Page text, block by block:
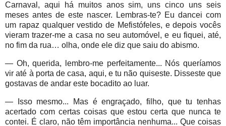
Carnaval, aqui há muitos anos sim, uns cinco uns seis
meses antes de este nascer. Lembras-te? Eu dancei com
um rapaz qualquer vestido de Mefistófeles, e depois vocês
vieram trazer-me a casa no seu automóvel, e eu fiquei, até,
no fim da rua… olha, onde ele diz que saiu do abismo.
— Oh, querida, lembro-me perfeitamente... Nós queríamos
vir até à porta de casa, aqui, e tu não quiseste. Disseste que
gostavas de andar este bocadito ao luar.
— Isso mesmo... Mas é engraçado, filho, que tu tenhas
acertado com certas coisas que estou certa que nunca te
contei. É claro, não têm importância nenhuma... Que coisas